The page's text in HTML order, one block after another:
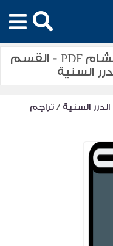
تحميل كتاب تراجم علماء الشام PDF - القسم
السنية
السنية /تراجم